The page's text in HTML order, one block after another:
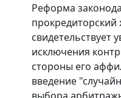
Реформа
прокредиторский
свидетельствует
исключения
стороны его
введение